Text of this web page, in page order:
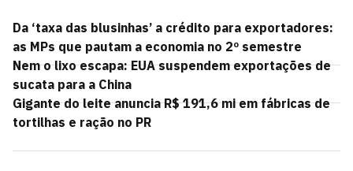
Da ‘taxa das blusinhas’ a crédito para exportadores:
as MPs que pautam a economia no 2º semestre
Nem o lixo escapa: EUA suspendem exportações de
sucata para a China
Gigante do leite anuncia R$ 191,6 mi em fábricas de
tortilhas e ração no PR